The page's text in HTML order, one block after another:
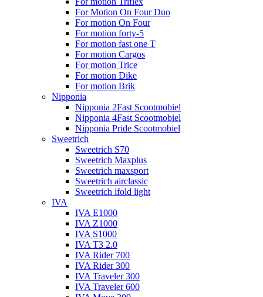
For Motion On Four Duo
For motion On Four
For motion forty-5
For motion fast one T
For motion Cargos
For motion Trice
For motion Dike
For motion Brik
Nipponia
Nipponia 2Fast Scootmobiel
Nipponia 4Fast Scootmobiel
Nipponia Pride Scootmobiel
Sweetrich
Sweetrich S70
Sweetrich Maxplus
Sweetrich maxsport
Sweetrich airclassic
Sweetrich ifold light
IVA
IVA E1000
IVA Z1000
IVA S1000
IVA T3 2.0
IVA Rider 700
IVA Rider 300
IVA Traveler 300
IVA Traveler 600